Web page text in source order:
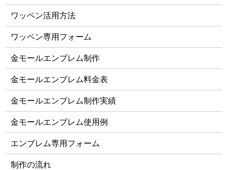
ワッペン活用方法
ワッペン専用フォーム
金モールエンブレム制作
金モールエンブレム料金表
金モールエンブレム制作実績
金モールエンブレム使用例
エンブレム専用フォーム
制作の流れ